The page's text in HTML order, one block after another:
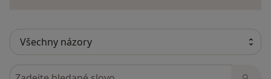
Hledejte v názorech